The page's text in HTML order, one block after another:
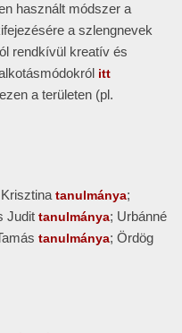
használt módszer a
a szlengnevek
rendkívül kreatív és
itt
a területen (pl.
tanulmánya;
Judit tanulmánya; Urbánné
tanulmánya; Ördög